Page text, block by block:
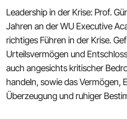
Leadership in der Krise: Prof.
Jahren an der WU Executive
richtiges Führen in der Krise.
Urteilsvermögen und
auch angesichts kritischer
handeln, sowie das Vermögen,
Überzeugung und ruhiger